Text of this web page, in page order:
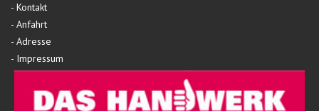
- Kontakt
- Anfahrt
- Adresse
- Impressum